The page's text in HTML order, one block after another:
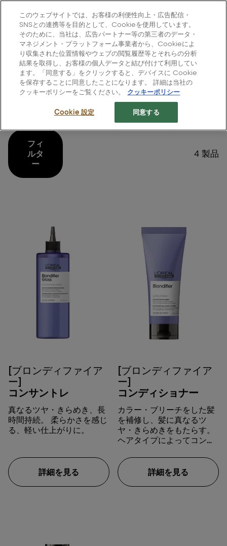
L'Oréal Professionnel Paris
Site Menu
ホーム > すべての製品 ヘアケア > ブロンディファイアー
ブロンディファイアー
フィ
ルタ
ー
4 製品
[ブロンディファイア
ー]
コンサントレ
真なるツヤ・きらめき、長
時間持続。 柔らかさを感じ
る、軽い仕上がりに。
詳細を見る
[ブロンディファイア
ー]
コンディショナー
カラー・ブリーチをした髪
を補修し、髪に真なるツ
ヤ・きらめきをもたらす。
ヘアタイプによってコンデ
ます。
詳細を見る
このウェブサイトでは、お客様の利便性向上・広告配信・
SNSとの連携等を目的として、Cookieを使用しています。
そのために、当社は、広告パートナー等の第三者のデータ・
マネジメント・プラットフォーム事業者から、Cookieによ
り収集された位置情報やウェブの閲覧履歴等とそれらの分析
結果を取得し、お客様の個人データと結び付けて利用してい
ます。「同意する」をクリックすると、デバイスに Cookie
を保存することに同意したことになります。 詳細は当社の
クッキーポリシーをご覧ください。
クッキーポリシー
Cookie 設定 同意する